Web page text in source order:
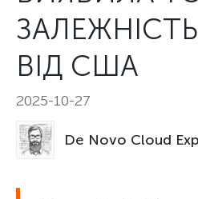
ВІД США
2025-10-27
De Novo Cloud